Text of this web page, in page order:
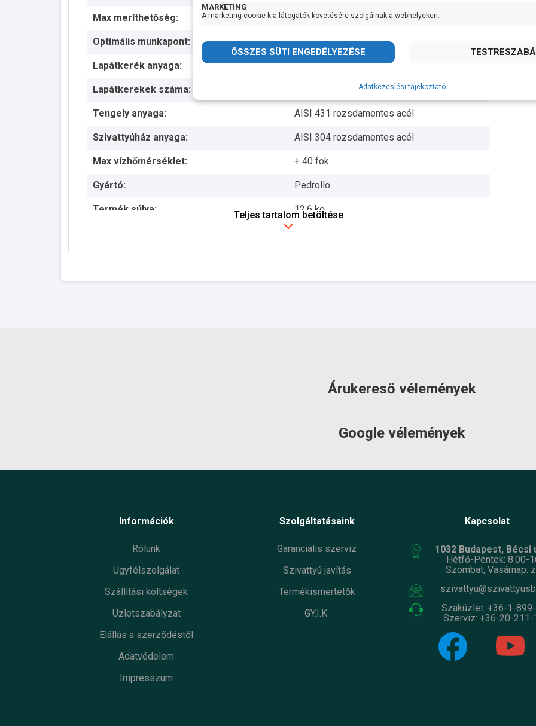
Max meríthetőség: 40 méter
Optimális munkapont: 33 méteren 30 liter/perc
Lapátkerék anyaga: Rézötvözet
Lapátkerekek száma:
Tengely anyaga: AISI 431 rozsdamentes acél
Szivattyúház anyaga: AISI 304 rozsdamentes acél
Max vízhőmérséklet: + 40 fok
Gyártó: Pedrollo
Termék súlya: 12.6 kg
Teljes tartalom betöltése
Árukereső vélemények
Google vélemények
Információk
Rólunk
Ügyfélszolgálat
Szállítási költségek
Üzletszabályzat
Elállás a szerződéstől
Adatvédelem
Impresszum
Szolgáltatásaink
Garanciális szerviz
Szivattyú javítás
Termékismertetők
GY.I.K.
Kapcsolat
1032 Budapest, Bécsi
Hétfő-Péntek: 8:00-
Szombat, Vasárnap:
Szaküzlet: +36-1-
Szervíz: +36-20-211-
MARKETING
A marketing cookie-k a látogatók követésére szolgálnak a webhelyeken.
Adatkezeslési tájékoztató